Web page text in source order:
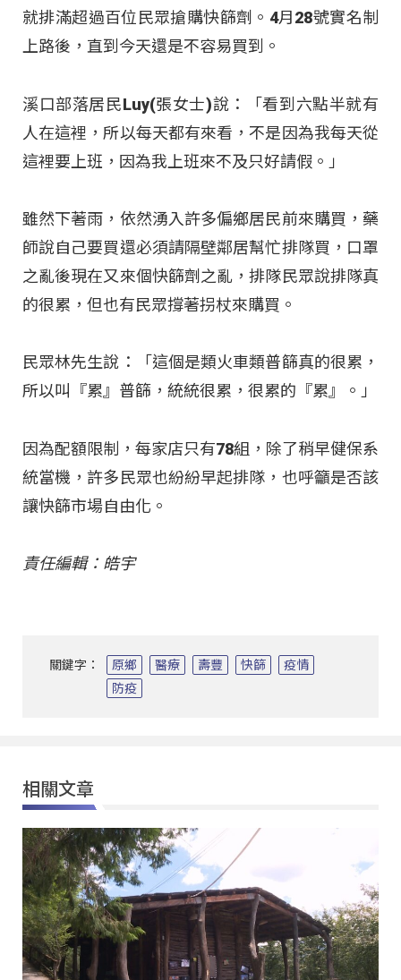
就排滿超過百位民眾搶購快篩劑。4月28號實名制
上路後，直到今天還是不容易買到。
溪口部落居民Luy(張女士)說：「看到六點半就有
人在這裡，所以每天都有來看，不是因為我每天從
這裡要上班，因為我上班來不及只好請假。」
雖然下著雨，依然湧入許多偏鄉居民前來購買，藥
師說自己要買還必須請隔壁鄰居幫忙排隊買，口罩
之亂後現在又來個快篩劑之亂，排隊民眾說排隊真
的很累，但也有民眾撐著拐杖來購買。
民眾林先生說：「這個是類火車類普篩真的很累，
所以叫『累』普篩，統統很累，很累的『累』。」
因為配額限制，每家店只有78組，除了稍早健保系
統當機，許多民眾也紛紛早起排隊，也呼籲是否該
讓快篩市場自由化。
責任編輯：皓宇
關鍵字： 原鄉 醫療 壽豐 快篩
疫情
防疫
相關文章